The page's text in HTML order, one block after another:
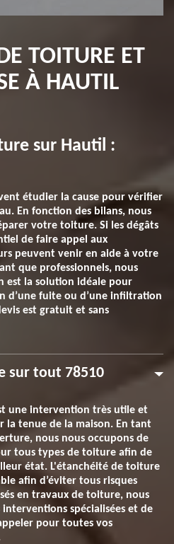
TOITURE ET
À HAUTIL
sur Hautil :
étudier la cause pour vérifier
En fonction des bilans, nous
votre toiture. Si les dégâts
de faire appel aux
peuvent venir en aide à votre
que professionnels, nous
est la solution idéale pour
d’une fuite ou d’une infiltration
est gratuit et sans
sur tout 78510
une intervention très utile et
la tenue de la maison. En tant
nous nous occupons de
tous types de toiture afin de
état. L'étanchéité de toiture
afin d’éviter tous risques
en travaux de toiture, nous
spécialisées et de
pour toutes vos